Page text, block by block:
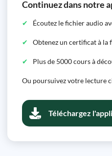
Continuez dans notre
Écoutez le fichier audio
Obtenez un certificat à la
Plus de 5000 cours à
Ou poursuivez votre lecture
Téléchargez